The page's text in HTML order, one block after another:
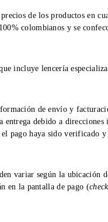
de los productos en
colombianos y se
incluye lencería
de envío y
entrega debido a
pago haya sido verificado
variar según la ubicación
en la pantalla de pago (